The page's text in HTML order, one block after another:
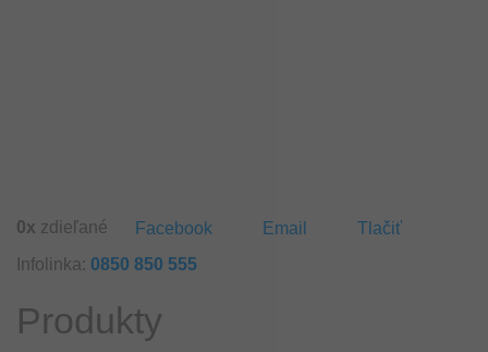
0x zdieľané Facebook Email
Tlačiť
Infolinka: 0850 850 555
Produkty